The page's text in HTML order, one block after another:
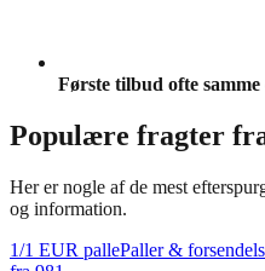
Første tilbud ofte samme
Populære fragter
Her er nogle af de mest
og information.
1/1 EUR pallePaller &